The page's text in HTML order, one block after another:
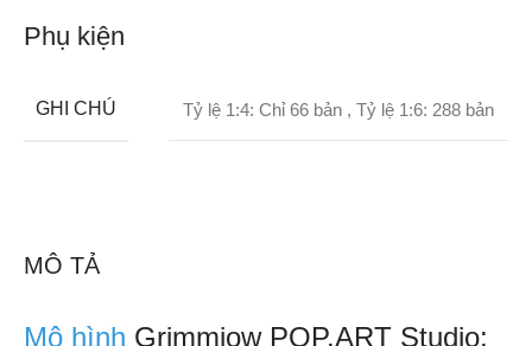
MÔ TẢ
Mô hình Grimmjow POP.ART Studio:
Phụ kiện
GHI CHÚ Tỷ lệ 1:4: Chỉ 66 bản , Tỷ lệ 1:6: 288 bản